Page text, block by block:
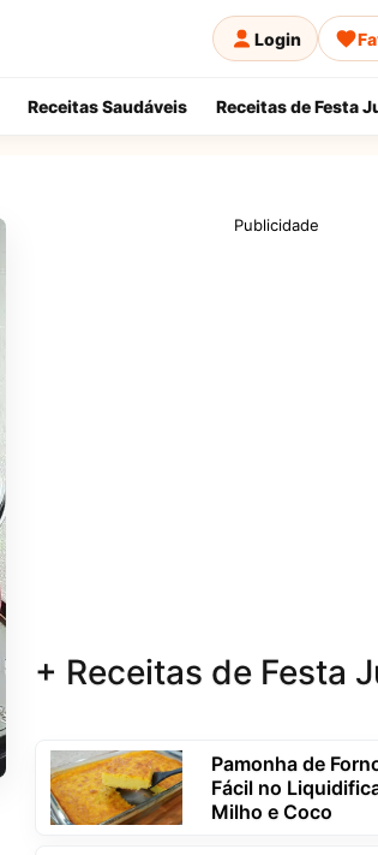
Login
Receitas Saudáveis Receitas de Festa
Publicidade
+ Receitas de Festa
Pamonha de
Fácil no
Milho e Coco